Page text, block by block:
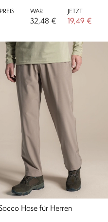
WAR
32,48 €
JETZT
19,49 €
Hose für Herren